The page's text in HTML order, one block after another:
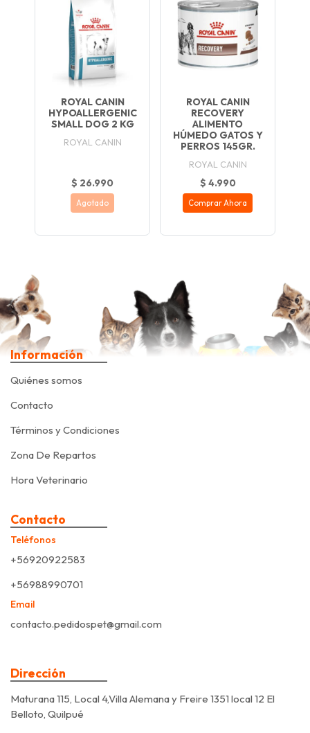
ROYAL CANIN
HYPOALLERGENIC
SMALL DOG 2 KG
ROYAL CANIN
$ 26.990
Agotado
ROYAL CANIN
RECOVERY
ALIMENTO
HÚMEDO GATOS Y
PERROS 145GR.
ROYAL CANIN
$ 4.990
Comprar Ahora
Información
Quiénes somos
Contacto
Términos y Condiciones
Zona De Repartos
Hora Veterinario
Contacto
Teléfonos
+56920922583
+56988990701
Email
contacto.pedidospet@gmail.com
Dirección
Maturana 115, Local 4,Villa Alemana y Freire 1351 local 12 El
Belloto, Quilpué